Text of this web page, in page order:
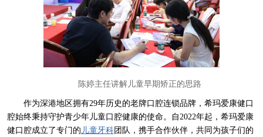
陈婷主任讲解儿童早期矫正的思路
作为深港地区拥有29年历史的老牌口腔连锁品牌，希玛爱康健口
腔始终秉持守护青少年儿童口腔健康的使命。自2022年起，希玛爱康
健口腔成立了专门的 儿童牙科团队，携手合作伙伴，共同为孩子们的